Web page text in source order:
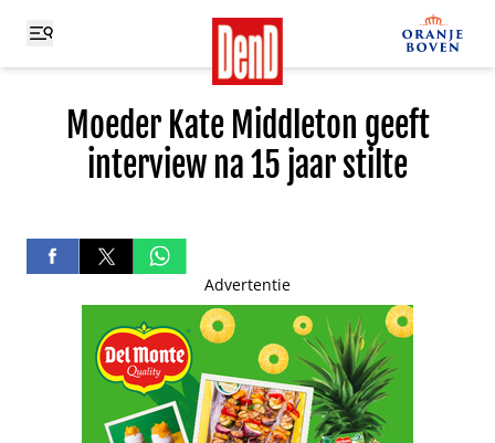
Moeder Kate Middleton geeft
interview na 15 jaar stilte
Advertentie